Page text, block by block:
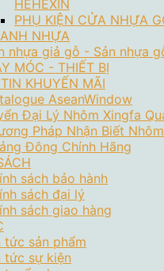
HEHEXIN
PHỤ KIỆN CỬA NHỰA
NHỰA
nhựa giả gỗ - Sản nhựa
MÓC - THIẾT BỊ
KHUYẾN MÃI
AseanWindow
Đại Lý Nhôm Xingfa
Pháp Nhận Biết
Đông Chính Hãng
sách bảo hành
sách đại lý
sách giao hàng
tức sản phẩm
tức sự kiện